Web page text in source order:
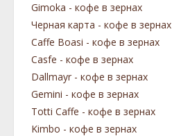
Gimoka - кофе в зернах
Черная карта - кофе в зернах
Caffe Boasi - кофе в зернах
Casfe - кофе в зернах
Dallmayr - кофе в зернах
Gemini - кофе в зернах
Totti Caffe - кофе в зернах
Kimbo - кофе в зернах